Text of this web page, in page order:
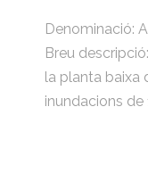
Denominació:
Breu
la planta baixa
inundacions de